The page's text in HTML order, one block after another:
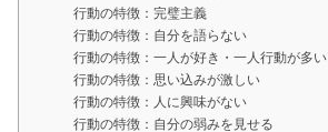
行動の特徴：完璧主義
行動の特徴：自分を語らない
行動の特徴：一人が好き・一人行動が多い
行動の特徴：思い込みが激しい
行動の特徴：人に興味がない
行動の特徴：自分の弱みを見せる